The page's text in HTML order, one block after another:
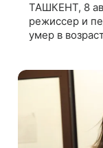
ТАШКЕНТ, 8
режиссер и
умер в